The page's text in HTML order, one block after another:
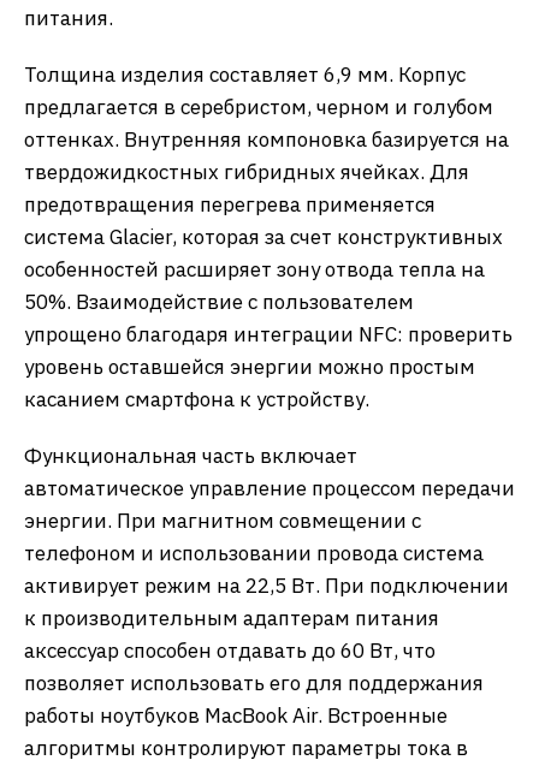
питания.
Толщина изделия составляет 6,9 мм. Корпус
предлагается в серебристом, черном и голубом
оттенках. Внутренняя компоновка базируется на
твердожидкостных гибридных ячейках. Для
предотвращения перегрева применяется
система Glacier, которая за счет конструктивных
особенностей расширяет зону отвода тепла на
50%. Взаимодействие с пользователем
упрощено благодаря интеграции NFC: проверить
уровень оставшейся энергии можно простым
касанием смартфона к устройству.
Функциональная часть включает
автоматическое управление процессом передачи
энергии. При магнитном совмещении с
телефоном и использовании провода система
активирует режим на 22,5 Вт. При подключении
к производительным адаптерам питания
аксессуар способен отдавать до 60 Вт, что
позволяет использовать его для поддержания
работы ноутбуков MacBook Air. Встроенные
алгоритмы контролируют параметры тока в